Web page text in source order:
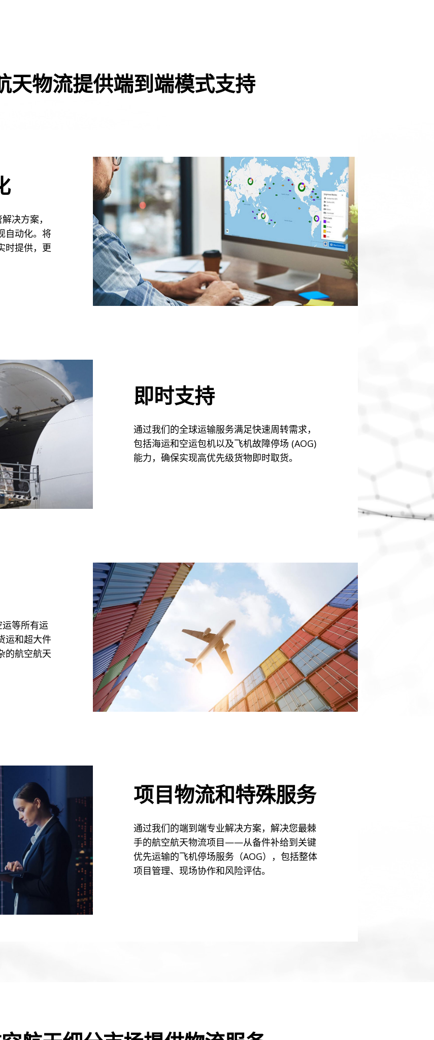
天物流提供端到端模式支持
决方案，
自动化。将
时提供，更
即时支持
通过我们的全球运输服务满足快速周转需求，
包括海运和空运包机以及飞机故障停场 (AOG)
能力，确保实现高优先级货物即时取货。
等所有运
运和超大件
的航空航天
项目物流和特殊服务
通过我们的端到端专业解决方案，解决您最棘
手的航空航天物流项目——从备件补给到关键
优先运输的飞机停场服务（AOG），包括整体
项目管理、现场协作和风险评估。